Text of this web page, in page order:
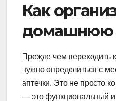
Как
домашнюю
Прежде чем переходить
нужно определиться с
аптечки. Это не просто
— это функциональный